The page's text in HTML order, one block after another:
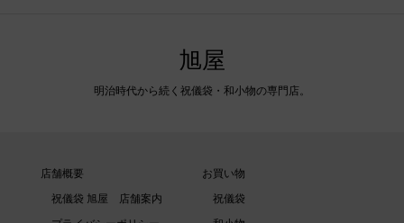
旭屋
明治時代から続く祝儀袋・和小物の専門店。
店舗概要
祝儀袋 旭屋 店舗案内
お買い物
祝儀袋